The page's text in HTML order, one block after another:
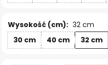
Wysokość (cm): 32 cm
30 cm
40 cm 32 cm